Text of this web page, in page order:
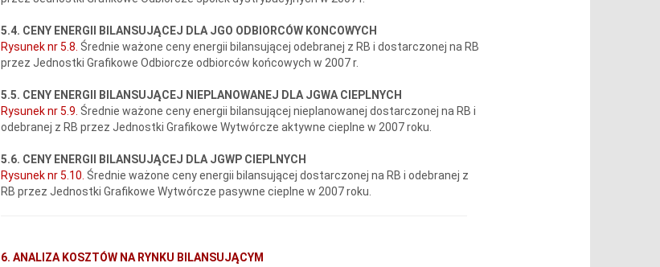
5.4. CENY ENERGII BILANSUJĄCEJ DLA JGO ODBIORCÓW KONCOWYCH
Rysunek nr 5.8. Średnie ważone ceny energii bilansującej odebranej z RB i dostarczonej na RB
przez Jednostki Grafikowe Odbiorcze odbiorców końcowych w 2007 r.
5.5. CENY ENERGII BILANSUJĄCEJ NIEPLANOWANEJ DLA JGWA CIEPLNYCH
Rysunek nr 5.9. Średnie ważone ceny energii bilansującej nieplanowanej dostarczonej na RB i
odebranej z RB przez Jednostki Grafikowe Wytwórcze aktywne cieplne w 2007 roku.
5.6. CENY ENERGII BILANSUJĄCEJ DLA JGWP CIEPLNYCH
Rysunek nr 5.10. Średnie ważone ceny energii bilansującej dostarczonej na RB i odebranej z
RB przez Jednostki Grafikowe Wytwórcze pasywne cieplne w 2007 roku.
6. ANALIZA KOSZTÓW NA RYNKU BILANSUJĄCYM